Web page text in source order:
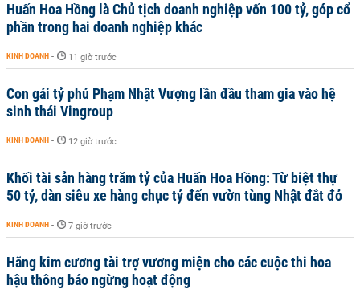
Huấn Hoa Hồng là Chủ tịch doanh nghiệp vốn 100 tỷ, góp cổ
phần trong hai doanh nghiệp khác
KINH DOANH - 11 giờ trước
Con gái tỷ phú Phạm Nhật Vượng lần đầu tham gia vào hệ
sinh thái Vingroup
KINH DOANH - 12 giờ trước
Khối tài sản hàng trăm tỷ của Huấn Hoa Hồng: Từ biệt thự
50 tỷ, dàn siêu xe hàng chục tỷ đến vườn tùng Nhật đắt đỏ
KINH DOANH - 7 giờ trước
Hãng kim cương tài trợ vương miện cho các cuộc thi hoa
hậu thông báo ngừng hoạt động